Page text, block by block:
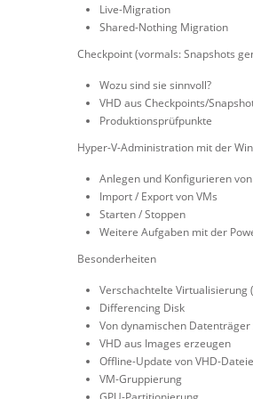
Live-Migration
Shared-Nothing Migration
Checkpoint (vormals: Snapshots
Wozu sind sie sinnvoll?
VHD aus Checkpoints/
Produktionsprüfpunkte
Hyper-V-Administration mit der
Anlegen und Konfigurieren von
Import / Export von VMs
Starten / Stoppen
Weitere Aufgaben mit der
Besonderheiten
Verschachtelte Virtualisierung
Differencing Disk
Von dynamischen
VHD aus Images erzeugen
Offline-Update von VHD-
VM-Gruppierung